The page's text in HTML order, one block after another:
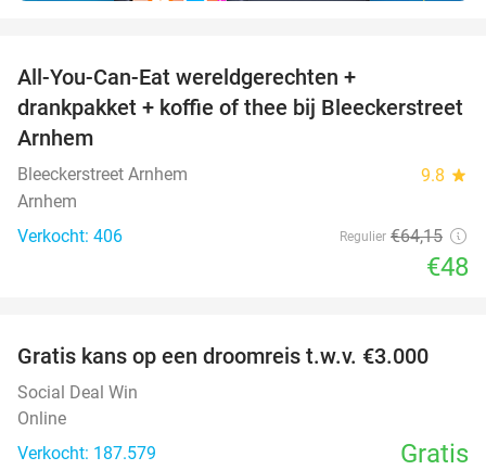
All-You-Can-Eat wereldgerechten +
drankpakket + koffie of thee bij Bleeckerstreet
Arnhem
Bleeckerstreet Arnhem 9.8 star
Arnhem
Verkocht: 406
Regulier €64,15
€48
Gratis kans op een droomreis t.w.v. €3.000
Social Deal Win
Online
Verkocht: 187.579
Gratis